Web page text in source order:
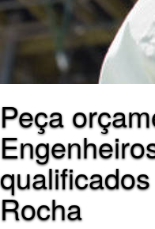
Peça
Rocha